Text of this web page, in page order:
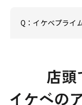
Q：イケベプライ